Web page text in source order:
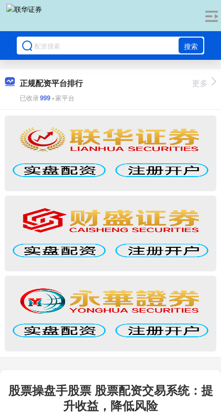
搜索
正规配资平台排行
已收录999+家平台
更多
股票操盘手股票 股票配资交易系统：提
升收益，降低风险